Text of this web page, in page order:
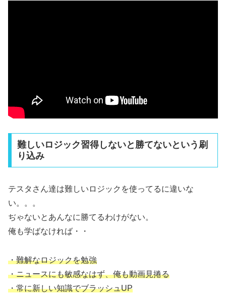
難しいロジック習得しないと勝てないという刷
り込み
テスタさん達は難しいロジックを使ってるに違いな
い。。。
ぢゃないとあんなに勝てるわけがない。
俺も学ばなければ・・
・難解なロジックを勉強
・ニュースにも敏感なはず、俺も動画見捲る
・常に新しい知識でブラッシュUP